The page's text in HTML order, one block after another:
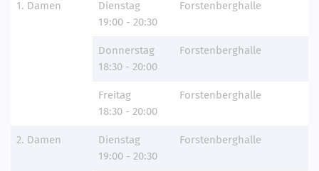
1. Damen
Dienstag
19:00 - 20:30
Forstenberghalle
Donnerstag
18:30 - 20:00
Forstenberghalle
Freitag
18:30 - 20:00
Forstenberghalle
2. Damen
Dienstag
19:00 - 20:30
Forstenberghalle